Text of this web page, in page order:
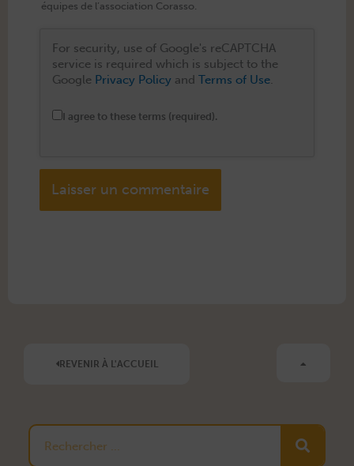
équipes de l’association Corasso.
For security, use of Google's reCAPTCHA
service is required which is subject to the
Google Privacy Policyand Terms of Use.
I agree to these terms (required).
REVENIR À L'ACCUEIL
Rechercher